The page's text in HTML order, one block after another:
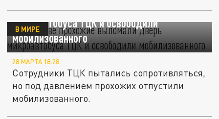
В Харькове прохожие выломали дверь
микроавтобуса ТЦК и освободили
мобилизованного
В МИРЕ
28 МАРТА 18:28
Сотрудники ТЦК пытались сопротивляться,
но под давлением прохожих отпустили
мобилизованного.